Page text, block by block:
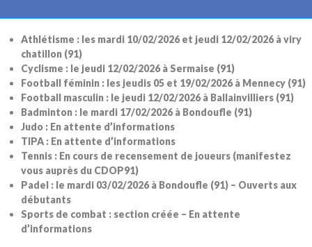
Athlétisme : les mardi 10/02/2026 et jeudi 12/02/2026 à viry
chatillon (91)
Cyclisme : le jeudi 12/02/2026 à Sermaise (91)
Football féminin : les jeudis 05 et 19/02/2026 à Mennecy (91)
Football masculin : le jeudi 12/02/2026 à Ballainvilliers (91)
Badminton : le mardi 17/02/2026 à Bondoufle (91)
Judo : En attente d’informations
TIPA : En attente d’informations
Tennis : En cours de recensement de joueurs (manifestez
vous auprès du CDOP91)
Padel : le mardi 03/02/2026 à Bondoufle (91) – Ouverts aux
débutants
Sports de combat : section créée – En attente
d’informations